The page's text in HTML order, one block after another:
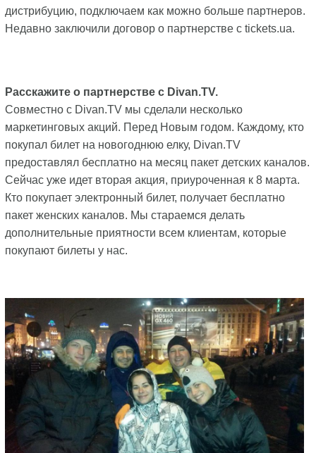
дистрибуцию, подключаем как можно больше партнеров.
Недавно заключили договор о партнерстве с tickets.ua.
Расскажите о партнерстве с Divan.TV.
Совместно с Divan.TV мы сделали несколько
маркетинговых акций. Перед Новым годом. Каждому, кто
покупал билет на новогоднюю елку, Divan.TV
предоставлял бесплатно на месяц пакет детских каналов.
Сейчас уже идет вторая акция, приуроченная к 8 марта.
Кто покупает электронный билет, получает бесплатно
пакет женских каналов. Мы стараемся делать
дополнительные приятности всем клиентам, которые
покупают билеты у нас.